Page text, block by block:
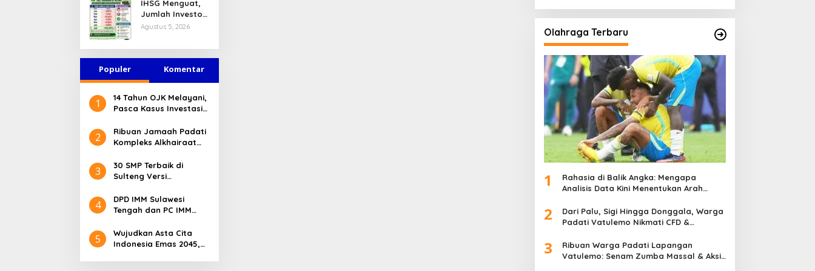
Jasa Keuangan
Tetap Terjaga
IHSG Menguat,
Jumlah Investor
Pasar Modal
Agustus 5, 2026
Populer Komentar
1
14 Tahun OJK Melayani,
Pasca Kasus Investasi
Sulteng Menilai Peran
OJK Sangat Penting
2
Ribuan Jamaah Padati
Kompleks Alkhairaat
Nasional dan Daerah
Hadir
3
30 SMP Terbaik di
Sulteng Versi
4
DPD IMM Sulawesi
Tengah dan PC IMM
Mantan Kapolresta
Palu
5
Wujudkan Asta Cita
Indonesia Emas 2045,
Olahraga Terbaru
1
Rahasia di Balik Angka: Mengapa
Analisis Data Kini Menentukan Arah
2
Dari Palu, Sigi Hingga Donggala, Warga
Padati Vatulemo Nikmati CFD &
3
Ribuan Warga Padati Lapangan
Vatulemo: Senam Zumba Massal & Aksi